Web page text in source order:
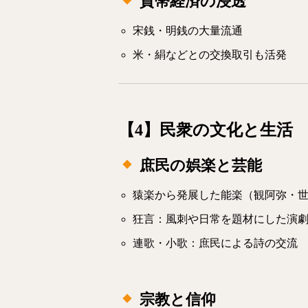
宋銭・明銭の大量流通
米・絹などとの交換取引も活発
【4】民衆の文化と生活
庶民の娯楽と芸能
猿楽から発展した能楽（観阿弥・世
狂言：風刺や日常を題材にした演劇
連歌・小歌：庶民による詩の交流
宗教と信仰